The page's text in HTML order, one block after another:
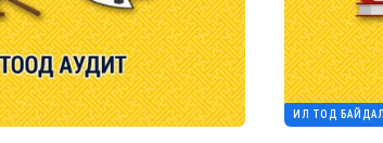
ИЛ ТОД БАЙДАЛ